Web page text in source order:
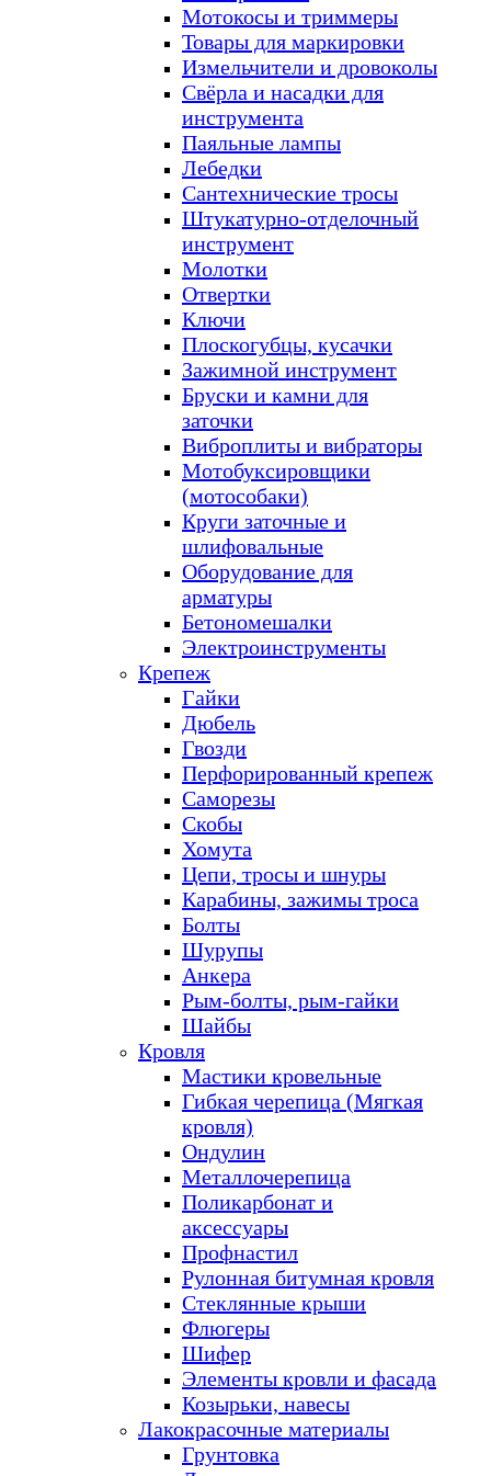
Мотокосы и триммеры
Товары для маркировки
Измельчители и дровоколы
Свёрла и насадки для
инструмента
Паяльные лампы
Лебедки
Сантехнические тросы
Штукатурно-отделочный
инструмент
Молотки
Отвертки
Ключи
Плоскогубцы, кусачки
Зажимной инструмент
Бруски и камни для
заточки
Виброплиты и вибраторы
Мотобуксировщики
(мотособаки)
Круги заточные и
шлифовальные
Оборудование для
арматуры
Бетономешалки
Электроинструменты
Крепеж
Гайки
Дюбель
Гвозди
Перфорированный крепеж
Саморезы
Скобы
Хомута
Цепи, тросы и шнуры
Карабины, зажимы троса
Болты
Шурупы
Анкера
Рым-болты, рым-гайки
Шайбы
Кровля
Мастики кровельные
Гибкая черепица (Мягкая
кровля)
Ондулин
Металлочерепица
Поликарбонат и
аксессуары
Профнастил
Рулонная битумная кровля
Стеклянные крыши
Флюгеры
Шифер
Элементы кровли и фасада
Козырьки, навесы
Лакокрасочные материалы
Грунтовка